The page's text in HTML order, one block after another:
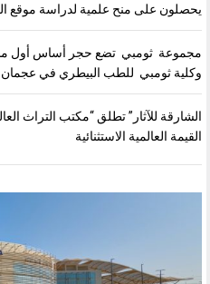
يحصلون على منح علمية لدراسة موقع
مجموعة ثومبي تضع حجر أساس أول
وكلية ثومبي للطب البيطري في عجمان
الشارقة للآثار” تطلق “مكتب التراث
القيمة العالمية الاستثنائية